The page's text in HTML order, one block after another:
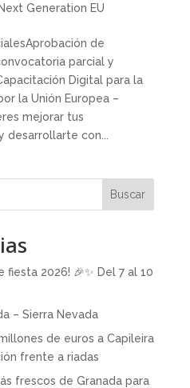
Next Generation EU
de
parcial y
Digital para la
la Unión Europea –
mejorar tus
con...
Buscar
fiesta 2026! 🎉✨ Del 7 al 10
– Sierra Nevada
de euros a Capileira
frente a riadas
frescos de Granada para